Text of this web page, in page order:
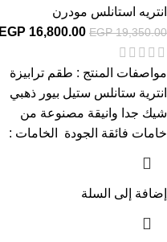
انتريه استانلس مودرن
EGP19,350.00
EGP 16,800.00
مواصفات المنتج : طقم ترابيزة
انترية ستانلس ستيل بيور ذهبي
شيك جدا وانيقة مصنوعة من
خامات فائقة الجودة الخامات :
إضافة إلى السلة